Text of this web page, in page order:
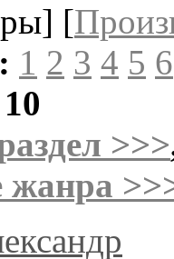
[
1 2 3 4 5 6
10
>>>
жанра